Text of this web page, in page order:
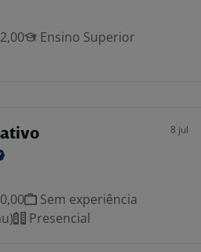
Ensino Superior
8 jul
Sem experiência
Presencial